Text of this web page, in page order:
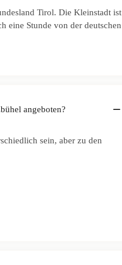
Tirol. Die Kleinstadt ist
eine Stunde von der deutschen
angeboten?
sein, aber zu den